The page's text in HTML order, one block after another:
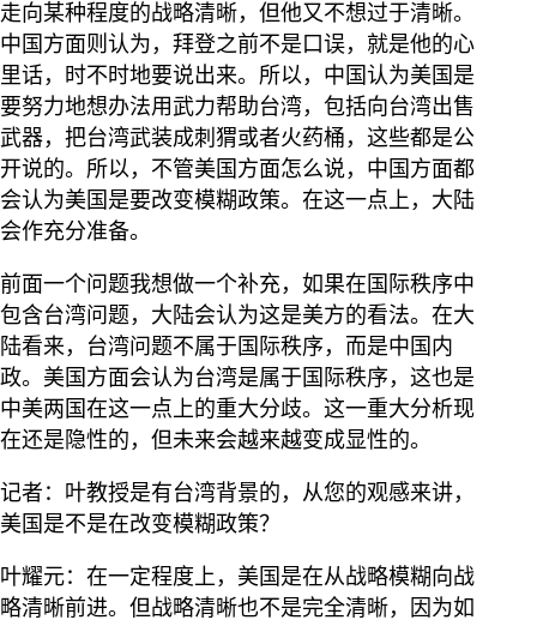
走向某种程度的战略清晰，但他又不想过于清晰。
中国方面则认为，拜登之前不是口误，就是他的心
里话，时不时地要说出来。所以，中国认为美国是
要努力地想办法用武力帮助台湾，包括向台湾出售
武器，把台湾武装成刺猬或者火药桶，这些都是公
开说的。所以，不管美国方面怎么说，中国方面都
会认为美国是要改变模糊政策。在这一点上，大陆
会作充分准备。
前面一个问题我想做一个补充，如果在国际秩序中
包含台湾问题，大陆会认为这是美方的看法。在大
陆看来，台湾问题不属于国际秩序，而是中国内
政。美国方面会认为台湾是属于国际秩序，这也是
中美两国在这一点上的重大分歧。这一重大分析现
在还是隐性的，但未来会越来越变成显性的。
记者：叶教授是有台湾背景的，从您的观感来讲，
美国是不是在改变模糊政策？
叶耀元：在一定程度上，美国是在从战略模糊向战
略清晰前进。但战略清晰也不是完全清晰，因为如